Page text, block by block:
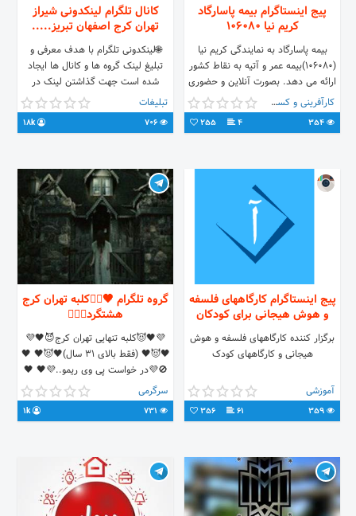
پیج اینستاگرام بیمه پاسارگاد
کریم نیا 106080
بیمه پاسارگاد به نمایندگی کریم نیا
(106080)بیمه عمر و آتیه به نقاط کشور
ارائه می دهد. بصورت آنلاین و حضوری
کارشناسی و صدور آنلاین انواع بیمه
نامه ما در راه رسیدن به آرمان و چشم
انداز، ارائه خدمات بیمه ای متنوع و با
دفتر : کرج-چهار راه گلزار-گلزار شرقی
نبش یاسمن شمالی-ساختمان افرا-
کارآفرینی و کسب و کار
4
255
کانال تلگرام لینکدونی شیراز
تهران کرج اصفهان تبریز.....
🌐لینکدونی تلگرام با هدف معرفی و
تبلیغ لینک گروه ها و کانال ها ایجاد
شده است جهت گذاشتن لینک در
لینکدونی کافیست به ایدی زیر پیام
دهید(:🌱🤍 @Ariyn2004shiz
تبلیغات
18k
پیج اینستاگرام کارگاههای فلسفه
و هوش هیجانی برای کودکان
برگزار کننده کارگاههای فلسفه و هوش
هیجانی و کارگاههای کودک
آموزشی
61
356
گروه تلگرام 🖤❤️‍🔥کلبه تهران کرج
هشتگرد❤️‍🔥🖤
💜🖤😈کلبه تنهایی تهران کرج😈🖤💜
🖤😈🖤 (فقط بالای 31 سال)🖤😈🖤 🖤
🚫💜در خواست پی وی ریمو..💜🖤 🖤
💜....⛔بی احترامی ممنوع.💜🖤 🖤
💜.جنبه نداری لف بده 🔙💜🖤 🖤💜
عکس پروف اجباریست💜🖤 💜🖤حرف
سرگرمی
1k